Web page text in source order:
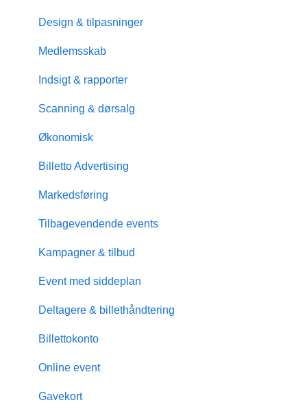
Design & tilpasninger
Medlemsskab
Indsigt & rapporter
Scanning & dørsalg
Økonomisk
Billetto Advertising
Markedsføring
Tilbagevendende events
Kampagner & tilbud
Event med siddeplan
Deltagere & billethåndtering
Billettokonto
Online event
Gavekort